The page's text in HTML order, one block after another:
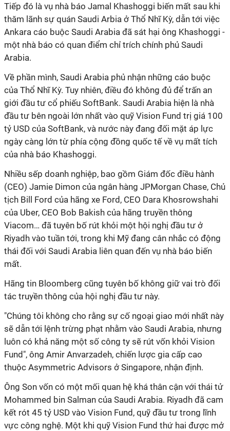
Tiếp đó là vụ nhà báo Jamal Khashoggi biến mất sau khi
thăm lãnh sự quán Saudi Arbia ở Thổ Nhĩ Kỳ, dẫn tới việc
Ankara cáo buộc Saudi Arabia đã sát hại ông Khashoggi -
một nhà báo có quan điểm chỉ trích chính phủ Saudi
Arabia.
Về phần mình, Saudi Arabia phủ nhận những cáo buộc
của Thổ Nhĩ Kỳ. Tuy nhiên, điều đó không đủ để trấn an
giới đầu tư cổ phiếu SoftBank. Saudi Arabia hiện là nhà
đầu tư bên ngoài lớn nhất vào quỹ Vision Fund trị giá 100
tỷ USD của SoftBank, và nước này đang đối mặt áp lực
ngày càng lớn từ phía cộng đồng quốc tế về vụ mất tích
của nhà báo Khashoggi.
Nhiều sếp doanh nghiệp, bao gồm Giám đốc điều hành
(CEO) Jamie Dimon của ngân hàng JPMorgan Chase, Chủ
tịch Bill Ford của hãng xe Ford, CEO Dara Khosrowshahi
của Uber, CEO Bob Bakish của hãng truyền thông
Viacom… đã tuyên bố rút khỏi một hội nghị đầu tư ở
Riyadh vào tuần tới, trong khi Mỹ đang cân nhắc có động
thái đối với Saudi Arabia liên quan đến vụ nhà báo biến
mất.
Hãng tin Bloomberg cũng tuyên bố không giữ vai trò đối
tác truyền thông của hội nghị đầu tư này.
"Chúng tôi không cho rằng sự cố ngoại giao mới nhất này
sẽ dẫn tới lệnh trừng phạt nhằm vào Saudi Arabia, nhưng
luôn có khả năng một số công ty sẽ rút vốn khỏi Vision
Fund", ông Amir Anvarzadeh, chiến lược gia cấp cao
thuộc Asymmetric Advisors ở Singapore, nhận định.
Ông Son vốn có một mối quan hệ khá thân cận với thái tử
Mohammed bin Salman của Saudi Arabia. Riyadh đã cam
kết rót 45 tỷ USD vào Vision Fund, quỹ đầu tư trong lĩnh
vực công nghệ. Một khi quỹ Vision Fund thứ hai được mở